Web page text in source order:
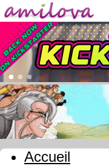
Accueil